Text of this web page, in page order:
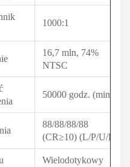
1000:1
16,7 mln, 74%
NTSC
50000 godz. (min.)
88/88/88/88
(CR≥10) (L/P/U/D)
Wielodotykowy